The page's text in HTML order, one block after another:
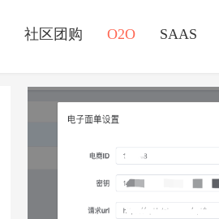
社区团购 O2O SAAS